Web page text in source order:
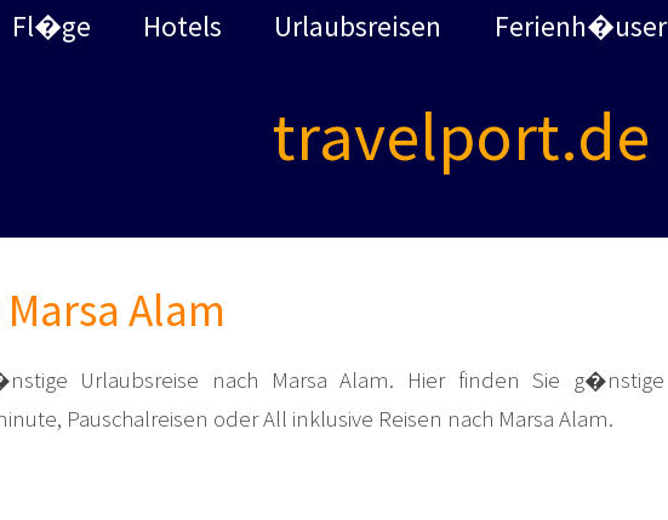
travelport.de
Fl�ge Hotels Urlaubsreisen Ferienh�user
Alam
Urlaubsreise nach Marsa Alam. Hier finden Sie g�nstige
Pauschalreisen oder All inklusive Reisen nach Marsa Alam.